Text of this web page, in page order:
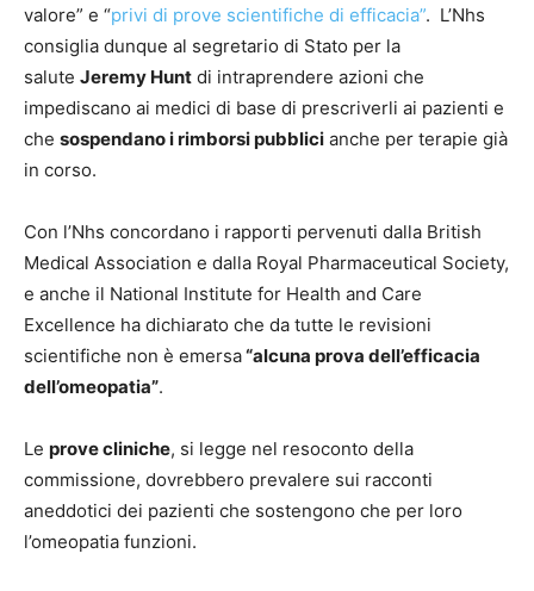
valore” e “privi di prove scientifiche di efficacia”. L’Nhs
consiglia dunque al segretario di Stato per la
salute Jeremy Hunt di intraprendere azioni che
impediscano ai medici di base di prescriverli ai pazienti e
che sospendano i rimborsi pubblici anche per terapie già
in corso.
Con l’Nhs concordano i rapporti pervenuti dalla British
Medical Association e dalla Royal Pharmaceutical Society,
e anche il National Institute for Health and Care
Excellence ha dichiarato che da tutte le revisioni
scientifiche non è emersa“alcuna prova dell’efficacia
dell’omeopatia”.
Le prove cliniche, si legge nel resoconto della
commissione, dovrebbero prevalere sui racconti
aneddotici dei pazienti che sostengono che per loro
l’omeopatia funzioni.